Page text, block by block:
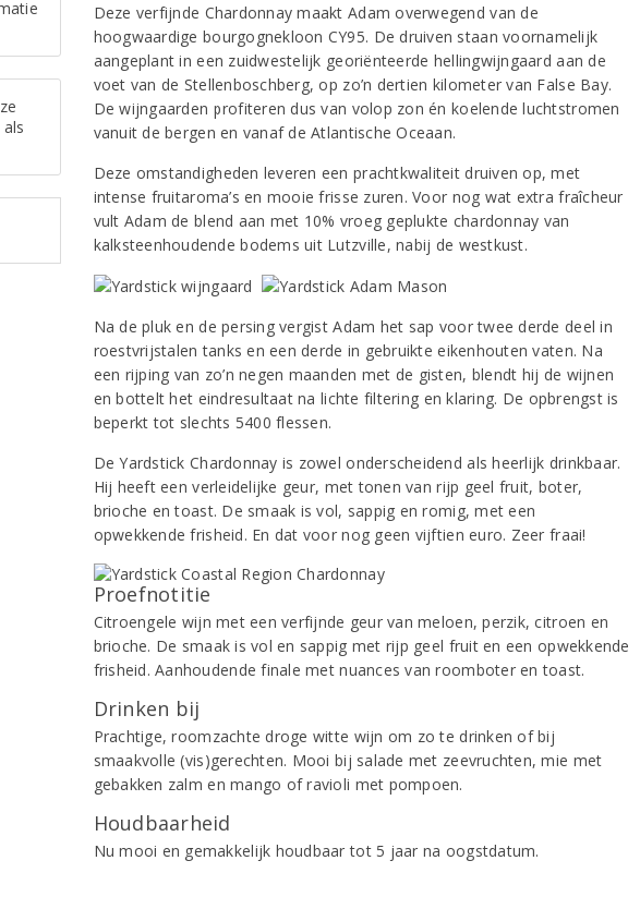
Deze verfijnde Chardonnay maakt Adam overwegend van de
hoogwaardige bourgognekloon CY95. De druiven staan voornamelijk
aangeplant in een zuidwestelijk georiënteerde hellingwijngaard aan de
voet van de Stellenboschberg, op zo’n dertien kilometer van False Bay.
De wijngaarden profiteren dus van volop zon én koelende luchtstromen
vanuit de bergen en vanaf de Atlantische Oceaan.
Deze omstandigheden leveren een prachtkwaliteit druiven op, met
intense fruitaroma’s en mooie frisse zuren. Voor nog wat extra fraîcheur
vult Adam de blend aan met 10% vroeg geplukte chardonnay van
kalksteenhoudende bodems uit Lutzville, nabij de westkust.
Na de pluk en de persing vergist Adam het sap voor twee derde deel in
roestvrijstalen tanks en een derde in gebruikte eikenhouten vaten. Na
een rijping van zo’n negen maanden met de gisten, blendt hij de wijnen
en bottelt het eindresultaat na lichte filtering en klaring. De opbrengst is
beperkt tot slechts 5400 flessen.
De Yardstick Chardonnay is zowel onderscheidend als heerlijk drinkbaar.
Hij heeft een verleidelijke geur, met tonen van rijp geel fruit, boter,
brioche en toast. De smaak is vol, sappig en romig, met een
opwekkende frisheid. En dat voor nog geen vijftien euro. Zeer fraai!
Proefnotitie
Citroengele wijn met een verfijnde geur van meloen, perzik, citroen en
brioche. De smaak is vol en sappig met rijp geel fruit en een opwekkende
frisheid. Aanhoudende finale met nuances van roomboter en toast.
Drinken bij
Prachtige, roomzachte droge witte wijn om zo te drinken of bij
smaakvolle (vis)gerechten. Mooi bij salade met zeevruchten, mie met
gebakken zalm en mango of ravioli met pompoen.
Houdbaarheid
Nu mooi en gemakkelijk houdbaar tot 5 jaar na oogstdatum.